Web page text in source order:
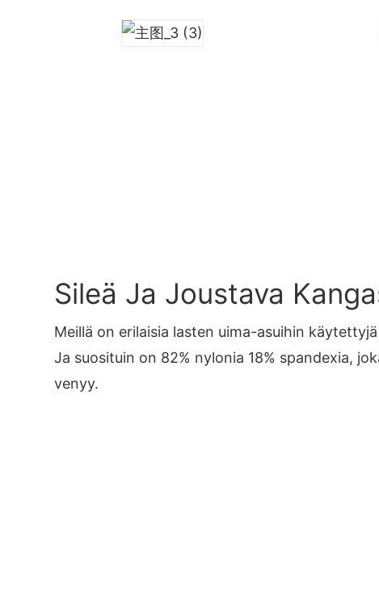
Sileä Ja Joustava
Meillä on erilaisia ​​lasten uima-asuihin
Ja suosituin on 82% nylonia 18% spandexia,
venyy.